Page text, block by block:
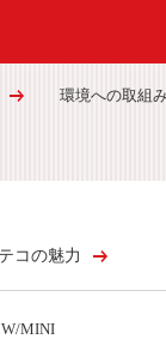
環境への取組
コの魅力
MINI